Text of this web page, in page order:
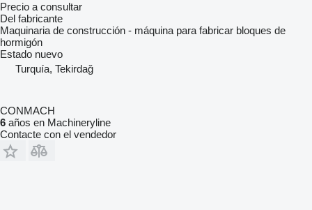
Precio a consultar
Del fabricante
Maquinaria de construcción - máquina para fabricar bloques de
hormigón
Estado nuevo
Turquía, Tekirdağ
CONMACH
6 años en Machineryline
Contacte con el vendedor